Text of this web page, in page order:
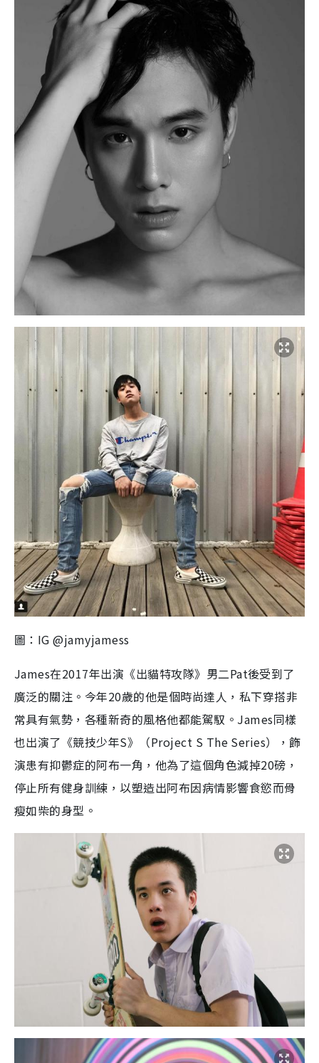
圖：IG @jamyjamess
James在2017年出演《出貓特攻隊》男二Pat後受到了
廣泛的關注。今年20歲的他是個時尚達人，私下穿搭非
常具有氣勢，各種新奇的風格他都能駕馭。James同樣
也出演了《競技少年S》（Project S The Series），飾
演患有抑鬱症的阿布一角，他為了這個角色減掉20磅，
停止所有健身訓練，以塑造出阿布因病情影響食慾而骨
瘦如柴的身型。